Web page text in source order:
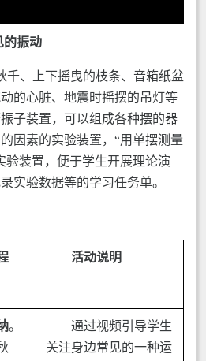
的振动
千、上下摇曳的枝条、音箱纸盆
的心脏、地震时摇摆的吊灯等
子装置，可以组成各种摆的器
因素的实验装置，“用单摆测量
验装置，便于学生开展理论演
实验数据等的学习任务单。
活动说明
。
通过视频引导学生
关注身边常见的一种运